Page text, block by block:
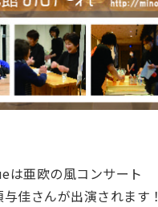
は亜欧の風コンサート
佳さんが出演されます！